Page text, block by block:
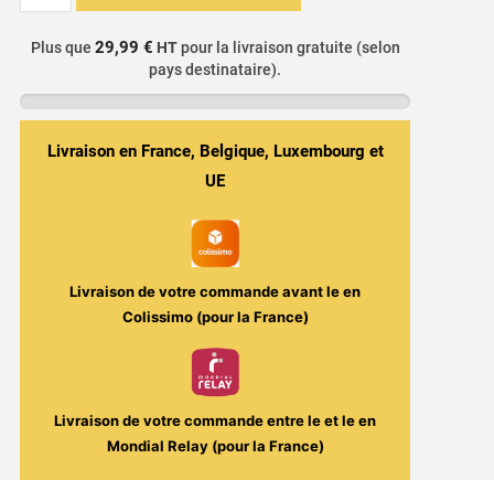
Concentré
Fraise,
Framboise
Plus que 29,99 € HTpour la livraison gratuite (selon
pays destinataire).
Livraison en France, Belgique, Luxembourg et
UE
Livraison de votre commande avant leen
Colissimo (pour la France)
Livraison de votre commande entre leet leen
Mondial Relay (pour la France)